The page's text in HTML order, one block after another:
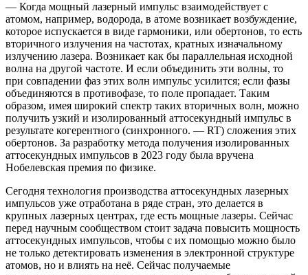
— Когда мощный лазерный импульс взаимодействует с
атомом, например, водорода, в атоме возникает возбуждение,
которое испускается в виде гармоники, или обертонов, то есть
вторичного излучения на частотах, кратных изначальному
излучению лазера. Возникает как бы параллельная исходной
волна на другой частоте. И если объединить эти волны, то
при совпадении фаз этих волн импульс усилится; если фазы
объединяются в противофазе, то поле пропадает. Таким
образом, имея широкий спектр таких вторичных волн, можно
получить узкий и изолированный аттосекундный импульс в
результате когерентного (синхронного. — RT) сложения этих
обертонов. За разработку метода получения изолированных
аттосекундных импульсов в 2023 году была вручена
Нобелевская премия по физике.
Сегодня технология производства аттосекундных лазерных
импульсов уже отработана в ряде стран, это делается в
крупных лазерных центрах, где есть мощные лазеры. Сейчас
перед научным сообществом стоит задача повысить мощность
аттосекундных импульсов, чтобы с их помощью можно было
не только детектировать изменения в электронной структуре
атомов, но и влиять на неё. Сейчас получаемые